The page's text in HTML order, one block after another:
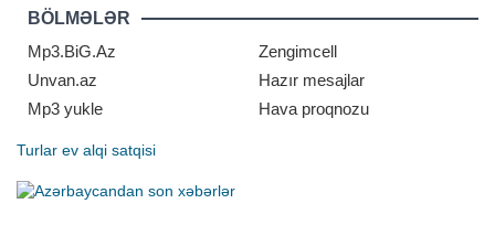
seçmək hüququ verilib:. "Valideyn
elektron qeydiyyatdan keçdikdən
sonra bütün sinifləri sistemd
BÖLMƏLƏR
Mp3.BiG.Az
Zengimcell
Unvan.az
Hazır mesajlar
Mp3 yukle
Hava proqnozu
Turlar ev alqi satqisi